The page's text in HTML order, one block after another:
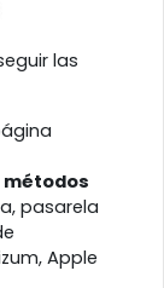
las
métodos
pasarela
Apple